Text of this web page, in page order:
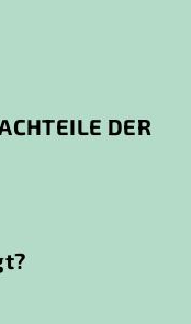
DER